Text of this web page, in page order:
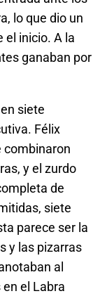
lo que dio un
el inicio. A la
ganaban por
siete
Félix
combinaron
y el zurdo
de
siete
parece ser la
y las pizarras
al
el Labra